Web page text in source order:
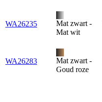
WA26235
Mat zwart -
Mat wit
WA26283
Mat zwart -
Goud roze